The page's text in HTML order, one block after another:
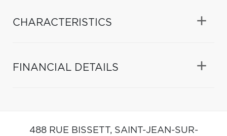
CHARACTERISTICS
FINANCIAL DETAILS
488 RUE BISSETT, SAINT-JEAN-SUR-